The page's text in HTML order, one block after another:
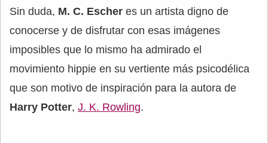
Sin duda, M. C. Escher es un artista digno de
conocerse y de disfrutar con esas imágenes
imposibles que lo mismo ha admirado el
movimiento hippie en su vertiente más psicodélica
que son motivo de inspiración para la autora de
Harry Potter, J. K. Rowling.